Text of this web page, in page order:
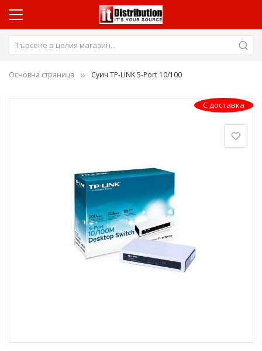
Основна страница Суич TP-LINK 5-Port 10/100
С доставка